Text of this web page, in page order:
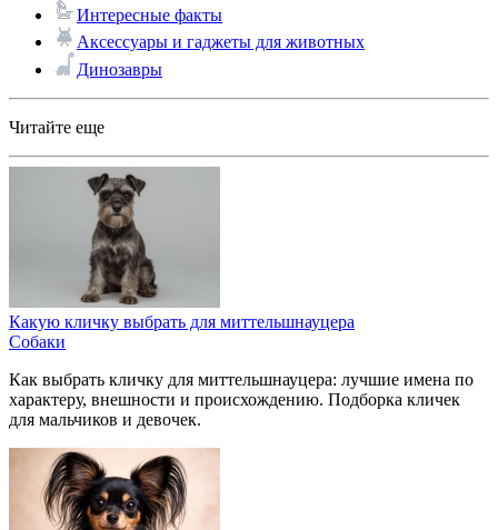
Интересные факты
Аксессуары и гаджеты для животных
Динозавры
Читайте еще
Какую кличку выбрать для миттельшнауцера
Собаки
Как выбрать кличку для миттельшнауцера: лучшие имена по
характеру, внешности и происхождению. Подборка кличек
для мальчиков и девочек.